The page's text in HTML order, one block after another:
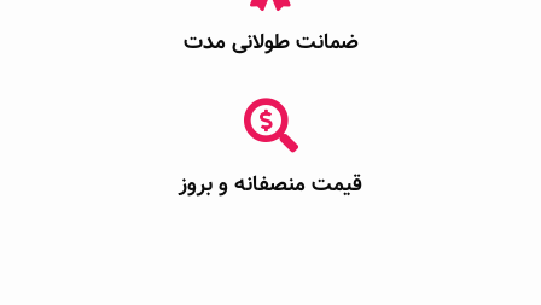
ضمانت طولانی مدت
قیمت منصفانه و بروز